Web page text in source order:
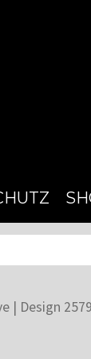
| Design